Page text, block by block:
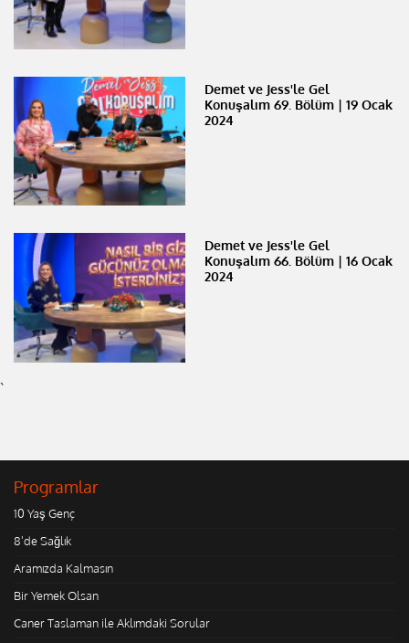
Demet ve Jess'le Gel
Konuşalım 69. Bölüm | 19 Ocak
2024
Demet ve Jess'le Gel
Konuşalım 66. Bölüm | 16 Ocak
2024
`
Programlar
10 Yaş Genç
8'de Sağlık
Aramızda Kalmasın
Bir Yemek Olsan
Caner Taslaman ile Aklımdaki Sorular